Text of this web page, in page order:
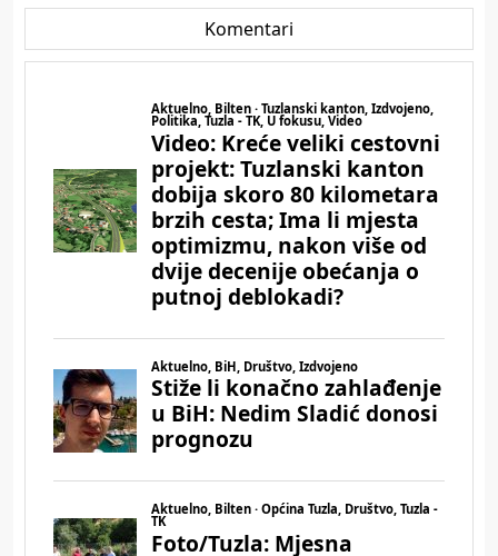
Komentari